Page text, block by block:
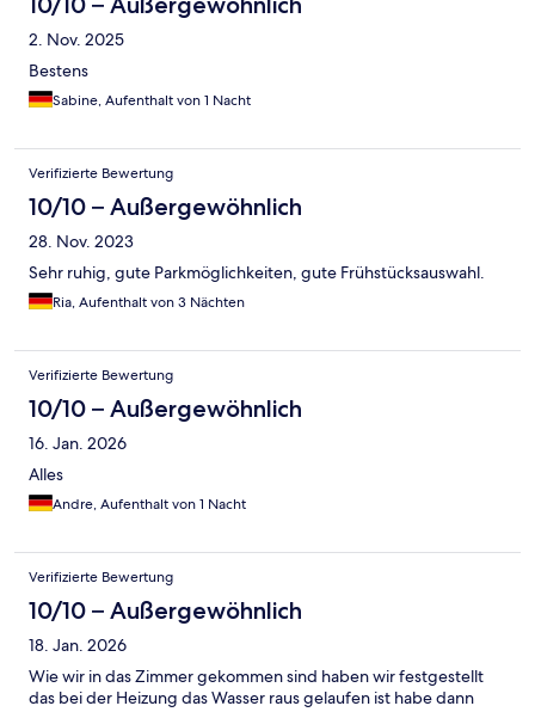
2. Nov. 2025
Bestens
Sabine, Aufenthalt von 1 Nacht
Verifizierte Bewertung
10/10 – Außergewöhnlich
28. Nov. 2023
Sehr ruhig, gute Parkmöglichkeiten, gute Frühstücksauswahl.
Ria, Aufenthalt von 3 Nächten
Verifizierte Bewertung
10/10 – Außergewöhnlich
16. Jan. 2026
Alles
Andre, Aufenthalt von 1 Nacht
Verifizierte Bewertung
10/10 – Außergewöhnlich
18. Jan. 2026
Wie wir in das Zimmer gekommen sind haben wir festgestellt
das bei der Heizung das Wasser raus gelaufen ist habe dann